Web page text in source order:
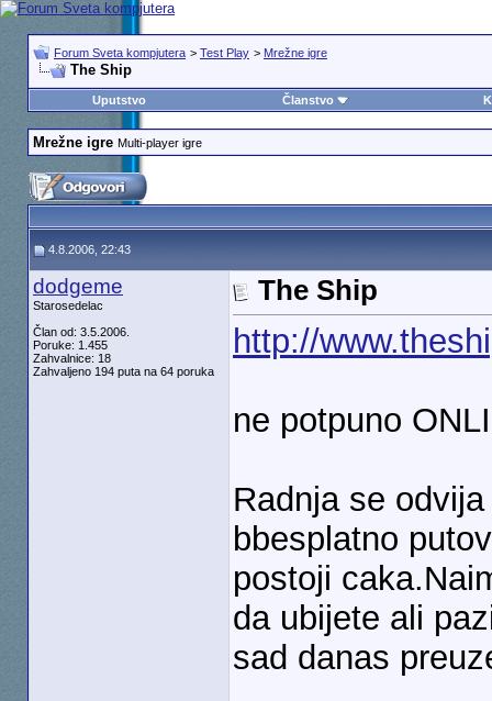
Forum Sveta kompjutera > Test Play > Mrežne igre
The Ship
Uputstvo Članstvo
Mrežne igre Multi-player igre
4.8.2006, 22:43
dodgeme
Starosedelac
Član od: 3.5.2006.
Poruke: 1.455
Zahvalnice: 18
Zahvaljeno 194 puta na 64 poruka
The Ship
http://
ne potpuno
Radnja se
bbesplatno
postoji
da ubijete ali
sad danas